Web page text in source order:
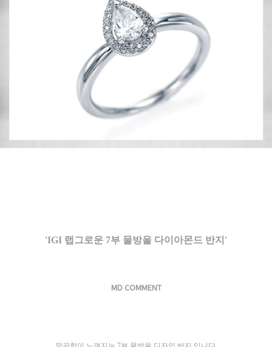
'IGI 랩그로운 7부 물방울 다이아몬드 반지'
MD COMMENT